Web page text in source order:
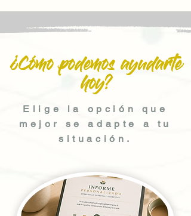
¿Cómo podemos ayudarte
hoy?
Elige la opción que
mejor se adapte a tu
situación.